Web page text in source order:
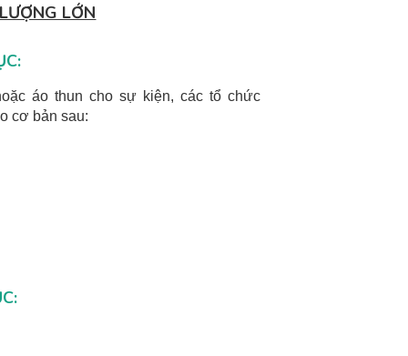
LỚN
áo thun cho sự kiện, các tổ chức
cơ bản sau: